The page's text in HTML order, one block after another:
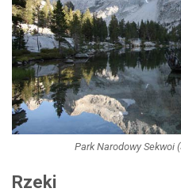
Park Narodowy Sekwoi
Rzeki